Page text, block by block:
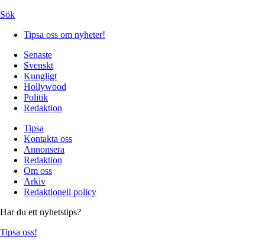
Sök
Tipsa oss om nyheter!
Senaste
Svenskt
Kungligt
Hollywood
Politik
Redaktion
Tipsa
Kontakta oss
Annonsera
Redaktion
Om oss
Arkiv
Redaktionell policy
Har du ett nyhetstips?
Tipsa oss!